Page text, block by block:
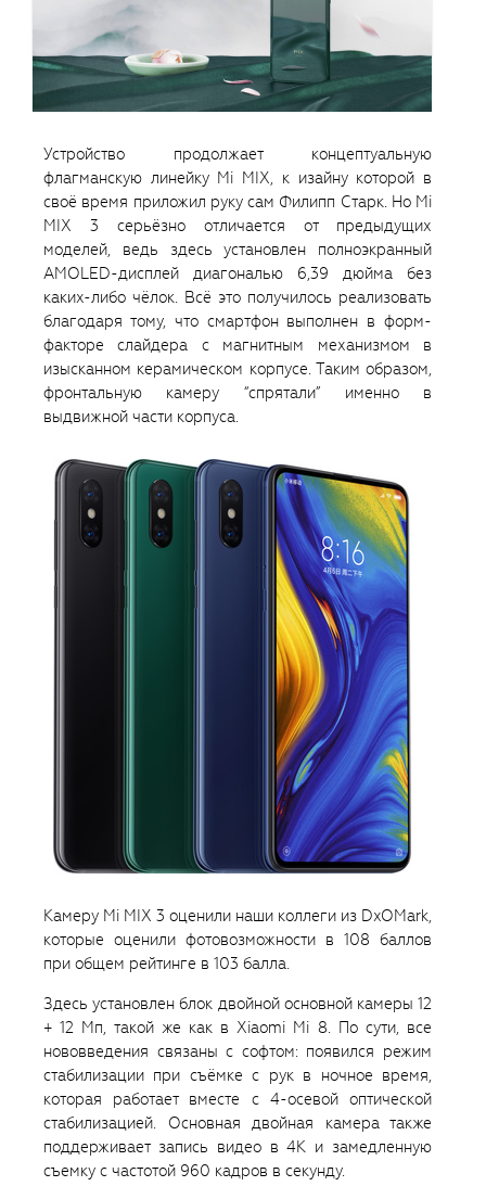
Устройство продолжает концептуальную
флагманскую линейку Mi MIX, к изайну которой в
своё время приложил руку сам Филипп Старк. Но Mi
MIX 3 серьёзно отличается от предыдущих
моделей, ведь здесь установлен полноэкранный
AMOLED-дисплей диагональю 6,39 дюйма без
каких-либо чёлок. Всё это получилось реализовать
благодаря тому, что смартфон выполнен в форм-
факторе слайдера с магнитным механизмом в
изысканном керамическом корпусе. Таким образом,
фронтальную камеру “спрятали” именно в
выдвижной части корпуса.
Камеру Mi MIX 3 оценили наши коллеги из DxOMark,
которые оценили фотовозможности в 108 баллов
при общем рейтинге в 103 балла.
Здесь установлен блок двойной основной камеры 12
+ 12 Мп, такой же как в Xiaomi Mi 8. По сути, все
нововведения связаны с софтом: появился режим
стабилизации при съёмке с рук в ночное время,
которая работает вместе с 4-осевой оптической
стабилизацией. Основная двойная камера также
поддерживает запись видео в 4К и замедленную
съемку с частотой 960 кадров в секунду.